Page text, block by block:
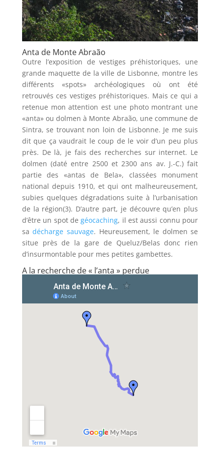
Anta de Monte Abraão
Outre l’exposition de vestiges préhistoriques, une
grande maquette de la ville de Lisbonne, montre les
différents «spots» archéologiques où ont été
retrouvés ces vestiges préhistoriques. Mais ce qui a
retenue mon attention est une photo montrant une
«anta» ou dolmen à Monte Abraão, une commune de
Sintra, se trouvant non loin de Lisbonne. Je me suis
dit que ça vaudrait le coup de le voir d’un peu plus
près. De là, je fais des recherches sur internet. Le
dolmen (daté entre 2500 et 2300 ans av. J.-C.) fait
partie des «antas de Bela», classées monument
national depuis 1910, et qui ont malheureusement,
subies quelques dégradations suite à l’urbanisation
de la région(3). D’autre part, je découvre qu’en plus
d’être un spot degéocaching, il est aussi connu pour
sadécharge sauvage. Heureusement, le dolmen se
situe près de la gare de Queluz/Belas donc rien
d’insurmontable pour mes petites gambettes.
A la recherche de « l’anta » perdue